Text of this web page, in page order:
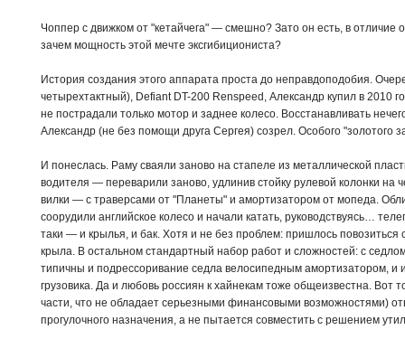
Чоппер с движком от "кетайчега" — смешно? Зато он есть, в отличие
зачем мощность этой мечте эксгибициониста?
История создания этого аппарата проста до неправдоподобия.
четырехтактный), Defiant DT-200 Renspeed, Александр купил в 2010
не пострадали только мотор и заднее колесо. Восстанавливать
Александр (не без помощи друга Сергея) созрел. Особого "золотого
И понеслась. Раму сваяли заново на стапеле из металлической
водителя — переварили заново, удлинив стойку рулевой колонки на
вилки — с траверсами от "Планеты" и амортизатором от мопеда.
соорудили английское колесо и начали катать, руководствуясь…
таки — и крылья, и бак. Хотя и не без проблем: пришлось повозиться
крыла. В остальном стандартный набор работ и сложностей: с
типичны и подрессоривание седла велосипедным амортизатором, и
грузовика. Да и любовь россиян к хайнекам тоже общеизвестна. Вот
части, что не обладает серьезными финансовыми возможностями)
прогулочного назначения, а не пытается совместить с решением